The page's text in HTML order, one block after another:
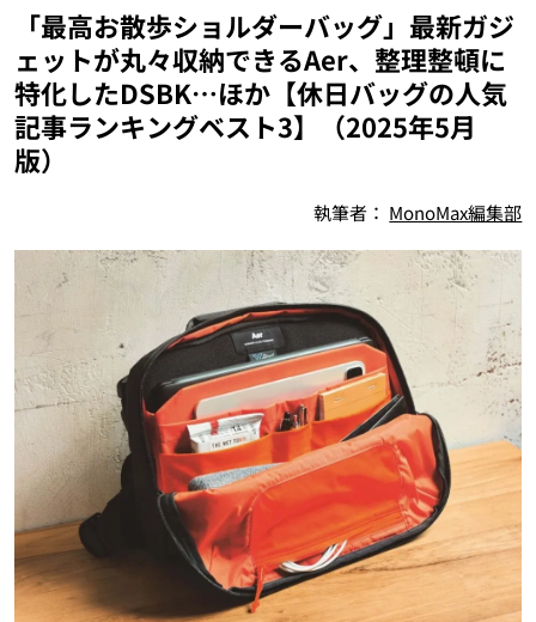
「最高お散歩ショルダーバッグ」最新ガジ
ェットが丸々収納できるAer、整理整頓に
特化したDSBK…ほか【休日バッグの人気
記事ランキングベスト3】（2025年5月
版）
執筆者： MonoMax編集部